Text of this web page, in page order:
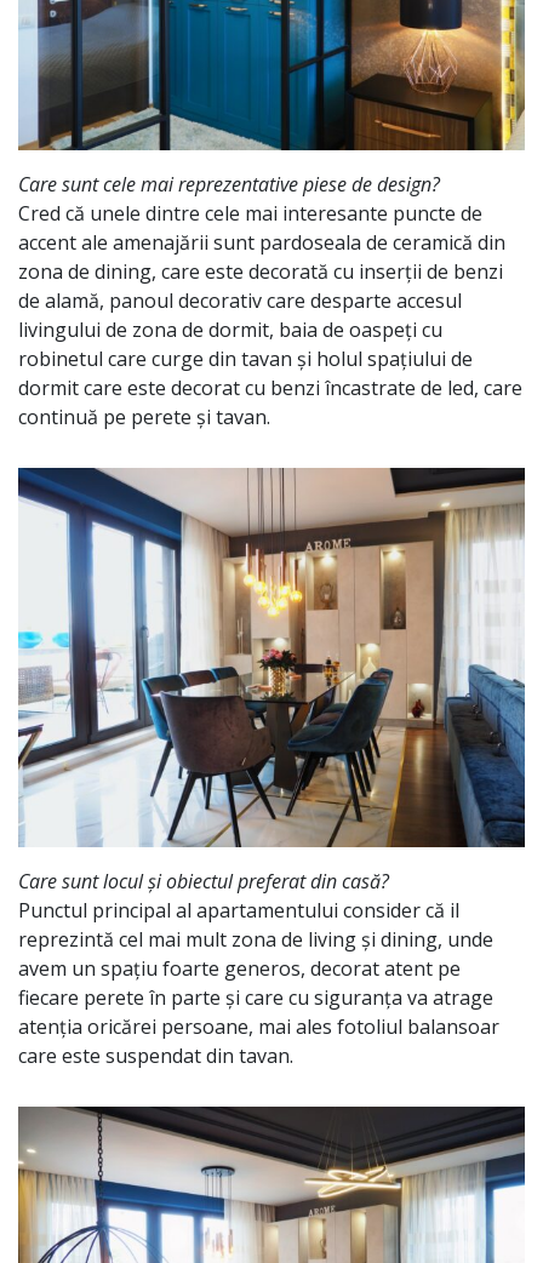
Care sunt cele mai reprezentative piese de design?
Cred că unele dintre cele mai interesante puncte de
accent ale amenajării sunt pardoseala de ceramică din
zona de dining, care este decorată cu inserții de benzi
de alamă, panoul decorativ care desparte accesul
livingului de zona de dormit, baia de oaspeți cu
robinetul care curge din tavan și holul spațiului de
dormit care este decorat cu benzi încastrate de led, care
continuă pe perete și tavan.
Care sunt locul și obiectul preferat din casă?
Punctul principal al apartamentului consider că il
reprezintă cel mai mult zona de living și dining, unde
avem un spațiu foarte generos, decorat atent pe
fiecare perete în parte și care cu siguranța va atrage
atenția oricărei persoane, mai ales fotoliul balansoar
care este suspendat din tavan.